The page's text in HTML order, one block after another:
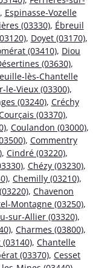
, Espinasse-Vozelle
(03330), Ébreuil
, Doyet (03170),
(03410), Diou
(03630),
lès-Chantelle
le-Vieux (03300),
(03240), Créchy
(03370),
, Coulandon (03000),
, Commentry
, Cindré (03220),
, Chézy (03230),
, Chemilly (03210),
, Chavenon
Montagne (03250),
sur-Allier (03320),
, Charmes (03800),
, Chantelle
(03370), Cesset